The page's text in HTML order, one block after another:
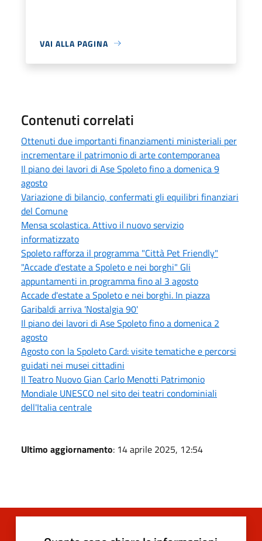
VAI ALLA PAGINA
Contenuti correlati
Ottenuti due importanti finanziamenti ministeriali per
incrementare il patrimonio di arte contemporanea
Il piano dei lavori di Ase Spoleto fino a domenica 9
agosto
Variazione di bilancio, confermati gli equilibri finanziari
del Comune
Mensa scolastica. Attivo il nuovo servizio
informatizzato
Spoleto rafforza il programma "Città Pet Friendly"
"Accade d'estate a Spoleto e nei borghi" Gli
appuntamenti in programma fino al 3 agosto
Accade d'estate a Spoleto e nei borghi. In piazza
Garibaldi arriva 'Nostalgia 90'
Il piano dei lavori di Ase Spoleto fino a domenica 2
agosto
Agosto con la Spoleto Card: visite tematiche e percorsi
guidati nei musei cittadini
Il Teatro Nuovo Gian Carlo Menotti Patrimonio
Mondiale UNESCO nel sito dei teatri condominiali
dell'Italia centrale
Ultimo aggiornamento: 14 aprile 2025, 12:54